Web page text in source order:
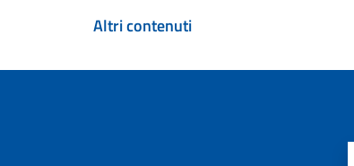
Altri contenuti